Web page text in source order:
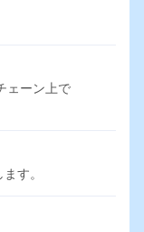
ェーン上で
す。